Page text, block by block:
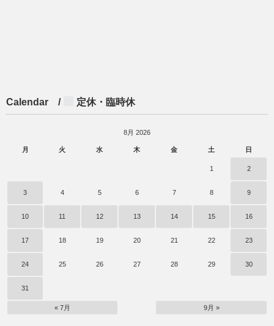
Calendar / 定休・臨時休
8月 2026
月 火 水 木 金 土 日
1 2
3 4 5 6 7 8 9
10 11 12 13 14 15 16
17 18 19 20 21 22 23
24 25 26 27 28 29 30
31
« 7月 9月 »